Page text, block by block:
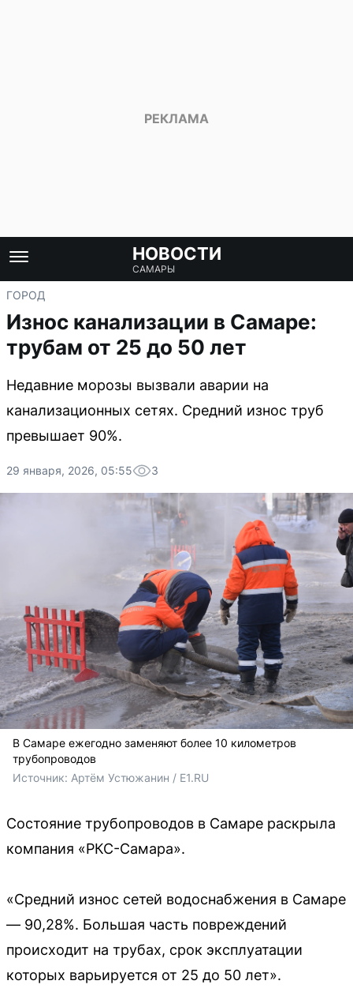
НОВОСТИ
САМАРЫ
ГОРОД
Износ канализации в Самаре:
трубам от 25 до 50 лет
Недавние морозы вызвали аварии на
канализационных сетях. Средний износ труб
превышает 90%.
29 января, 2026, 05:55 3
В Самаре ежегодно заменяют более 10 километров
трубопроводов
Источник: Артём Устюжанин / E1.RU
Состояние трубопроводов в Самаре раскрыла
компания «РКС-Самара».
«Средний износ сетей водоснабжения в Самаре
— 90,28%. Большая часть повреждений
происходит на трубах, срок эксплуатации
которых варьируется от 25 до 50 лет».